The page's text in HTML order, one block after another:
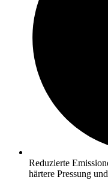
Reduzierte
härtere Pressung